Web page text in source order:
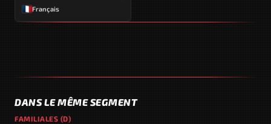
Français
DANS LE MÊME SEGMENT
FAMILIALES (D)